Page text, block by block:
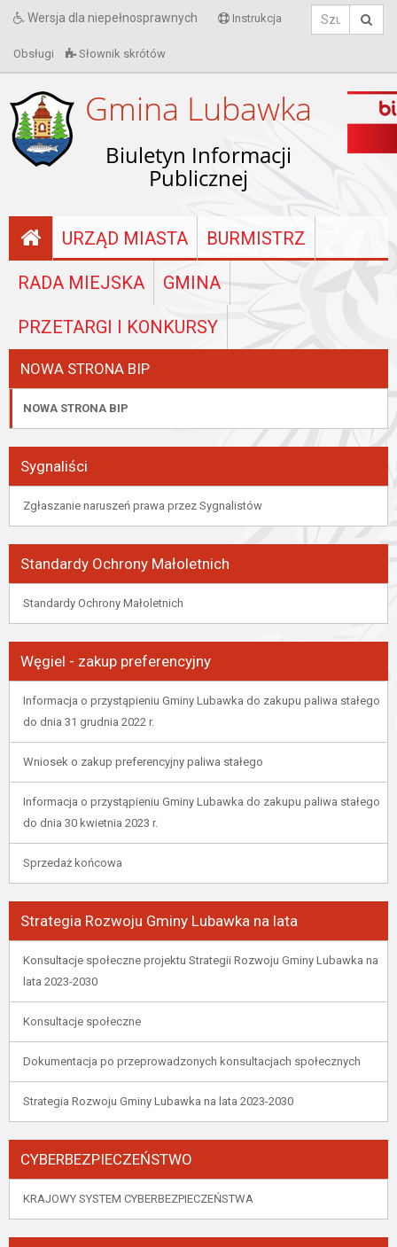
Wersja dla niepełnosprawnych Instrukcja
Obsługi Słownik skrótów
Gmina Lubawka
Biuletyn Informacji
Publicznej
URZĄD MIASTA BURMISTRZ
RADA MIEJSKA GMINA
PRZETARGI I KONKURSY
NOWA STRONA BIP
NOWA STRONA BIP
Sygnaliści
Zgłaszanie naruszeń prawa przez Sygnalistów
Standardy Ochrony Małoletnich
Standardy Ochrony Małoletnich
Węgiel - zakup preferencyjny
Informacja o przystąpieniu Gminy Lubawka do zakupu paliwa stałego
do dnia 31 grudnia 2022 r.
Wniosek o zakup preferencyjny paliwa stałego
Informacja o przystąpieniu Gminy Lubawka do zakupu paliwa stałego
do dnia 30 kwietnia 2023 r.
Sprzedaż końcowa
Strategia Rozwoju Gminy Lubawka na lata
Konsultacje społeczne projektu Strategii Rozwoju Gminy Lubawka na
lata 2023-2030
Konsultacje społeczne
Dokumentacja po przeprowadzonych konsultacjach społecznych
Strategia Rozwoju Gminy Lubawka na lata 2023-2030
CYBERBEZPIECZEŃSTWO
KRAJOWY SYSTEM CYBERBEZPIECZEŃSTWA